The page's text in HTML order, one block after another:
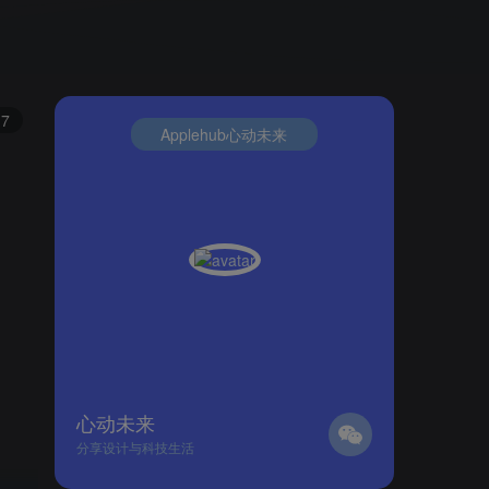
7
Applehub心动未来
心动未来
分享设计与科技生活